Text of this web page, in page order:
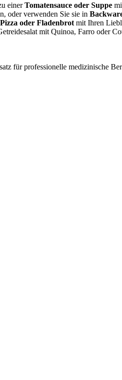
einerTomatensauce oder Suppe
oder verwenden Sie sie in
Pizza oder Fladenbrot mit Ihren
mit Quinoa, Farro oder
für professionelle medizinische